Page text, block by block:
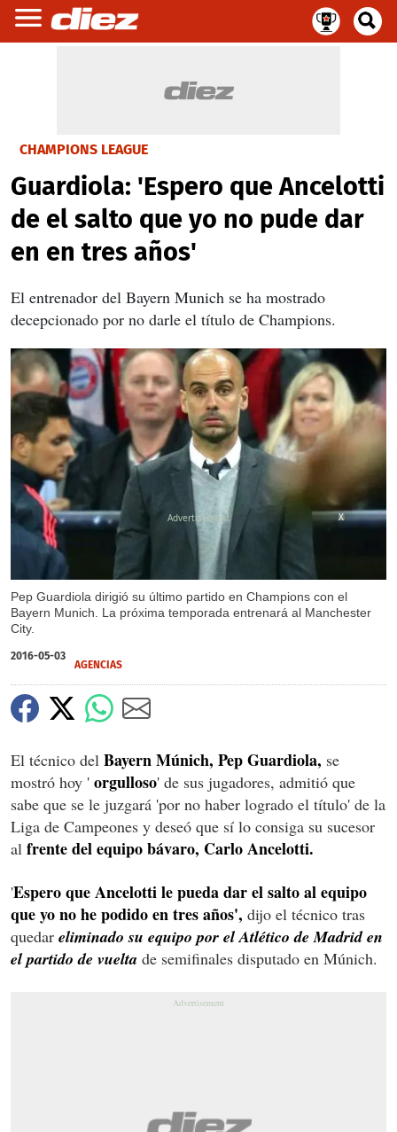
CHAMPIONS LEAGUE
Guardiola: 'Espero que Ancelotti
de el salto que yo no pude dar
en en tres años'
El entrenador del Bayern Munich se ha mostrado
decepcionado por no darle el título de Champions.
Pep Guardiola dirigió su último partido en Champions con el
Bayern Munich. La próxima temporada entrenará al Manchester
City.
X
2016-05-03
AGENCIAS
El técnico del Bayern Múnich, Pep Guardiola, se
mostró hoy ' orgulloso' de sus jugadores, admitió que
sabe que se le juzgará 'por no haber logrado el título' de la
Liga de Campeones y deseó que sí lo consiga su sucesor
al frente del equipo bávaro, Carlo Ancelotti.
'Espero que Ancelotti le pueda dar el salto al equipo
que yo no he podido en tres años', dijo el técnico tras
quedar eliminado su equipo por el Atlético de Madrid en
el partido de vuelta de semifinales disputado en Múnich.